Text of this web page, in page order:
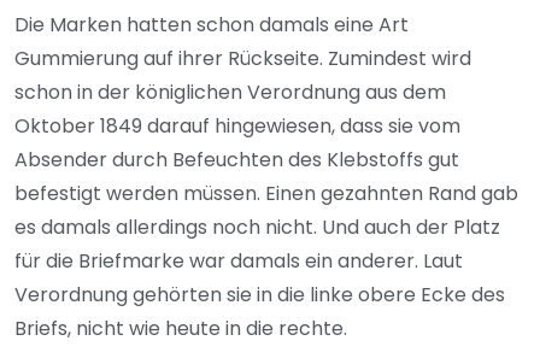
Die Marken hatten schon damals eine Art
Gummierung auf ihrer Rückseite. Zumindest wird
schon in der königlichen Verordnung aus dem
Oktober 1849 darauf hingewiesen, dass sie vom
Absender durch Befeuchten des Klebstoffs gut
befestigt werden müssen. Einen gezahnten Rand gab
es damals allerdings noch nicht. Und auch der Platz
für die Briefmarke war damals ein anderer. Laut
Verordnung gehörten sie in die linke obere Ecke des
Briefs, nicht wie heute in die rechte.